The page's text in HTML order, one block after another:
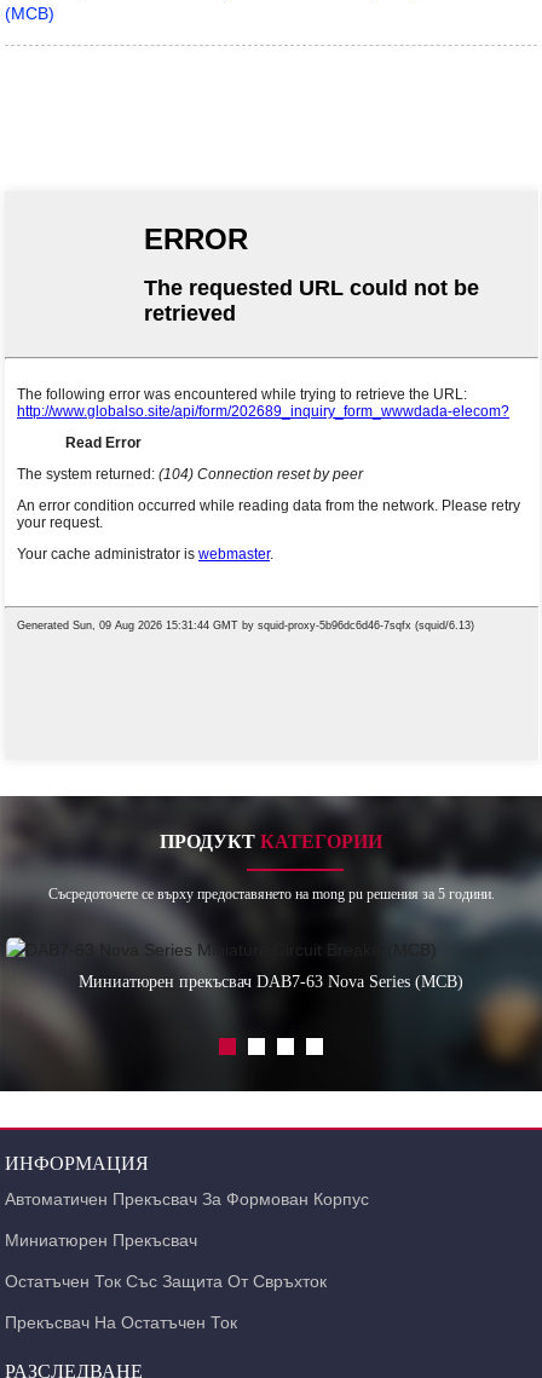
(MCB)
ПРОДУКТ КАТЕГОРИИ
Съсредоточете се върху предоставянето на mong pu решения за 5 години.
Миниатюрен прекъсвач DAB7-63 Nova Series (MCB)
ИНФОРМАЦИЯ
Автоматичен Прекъсвач За Формован Корпус
Миниатюрен Прекъсвач
Остатъчен Ток Със Защита От Свръхток
Прекъсвач На Остатъчен Ток
РАЗСЛЕДВАНЕ